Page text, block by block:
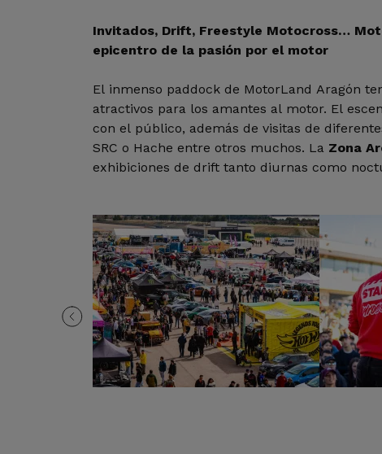
Invitados, Drift, Freestyle Motocross…
epicentro de la pasión por el motor
El inmenso paddock de MotorLand Aragón
atractivos para los amantes al motor. El
con el público, además de visitas de
SRC o Hache entre otros muchos. La Zona
exhibiciones de drift tanto diurnas como